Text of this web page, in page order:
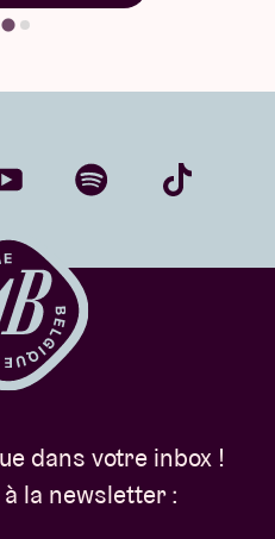
dans votre inbox !
la newsletter :